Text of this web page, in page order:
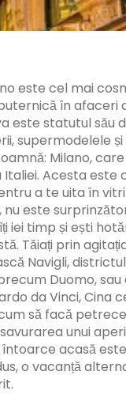
este cel mai
în afaceri
este statutul său
supermodelele
Milano,
Acesta este
a te uita în
este
iei timp și ești
Tăiați prin
Navigli,
Duomo, sau
da Vinci, Cina
să facă
unui
acasă
o vacanță